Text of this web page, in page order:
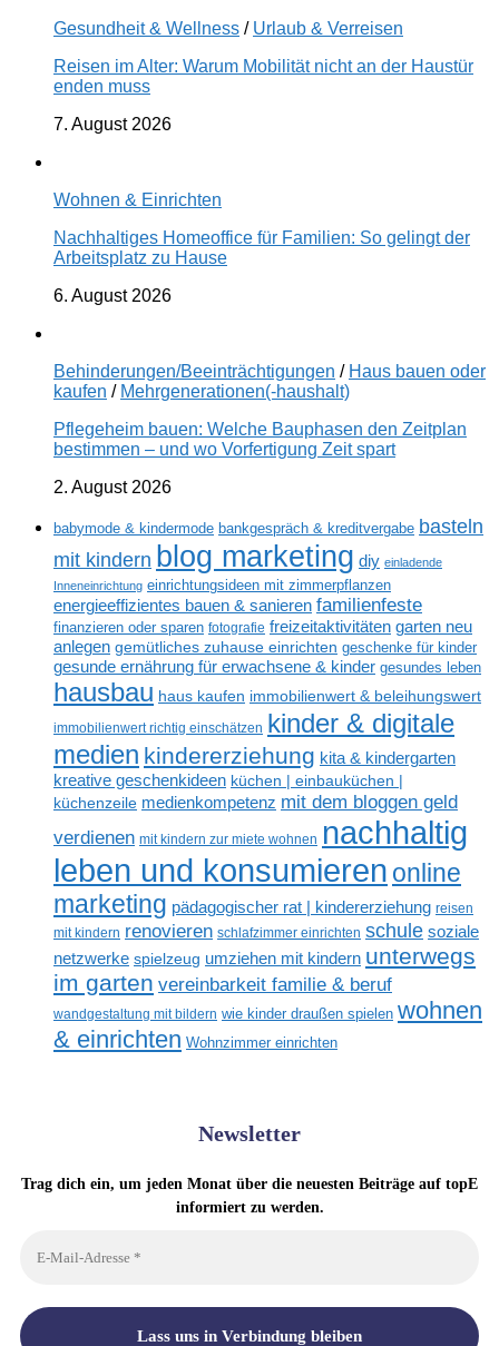
Gesundheit & Wellness / Urlaub & Verreisen
Reisen im Alter: Warum Mobilität nicht an der Haustür
enden muss
7. August 2026
Wohnen & Einrichten
Nachhaltiges Homeoffice für Familien: So gelingt der
Arbeitsplatz zu Hause
6. August 2026
Behinderungen/Beeinträchtigungen / Haus bauen oder
kaufen / Mehrgenerationen(-haushalt)
Pflegeheim bauen: Welche Bauphasen den Zeitplan
bestimmen – und wo Vorfertigung Zeit spart
2. August 2026
babymode & kindermode bankgespräch & kreditvergabe basteln
mit kindern blog marketing diy einladende
Inneneinrichtung einrichtungsideen mit zimmerpflanzen
energieeffizientes bauen & sanieren familienfeste
finanzieren oder sparen fotografie freizeitaktivitäten garten neu
anlegen gemütliches zuhause einrichten geschenke für kinder
gesunde ernährung für erwachsene & kinder gesundes leben
hausbau haus kaufen immobilienwert & beleihungswert
immobilienwert richtig einschätzen kinder & digitale
medien kindererziehung kita & kindergarten
kreative geschenkideen küchen | einbauküchen |
küchenzeile medienkompetenz mit dem bloggen geld
verdienen mit kindern zur miete wohnen nachhaltig
leben und konsumieren online
marketing pädagogischer rat | kindererziehung reisen
mit kindern renovieren schlafzimmer einrichten schule soziale
netzwerke spielzeug umziehen mit kindern unterwegs
im garten vereinbarkeit familie & beruf
wandgestaltung mit bildern wie kinder draußen spielen wohnen
& einrichten Wohnzimmer einrichten
Newsletter
Trag dich ein, um jeden Monat über die neuesten Beiträge auf topE
informiert zu werden.